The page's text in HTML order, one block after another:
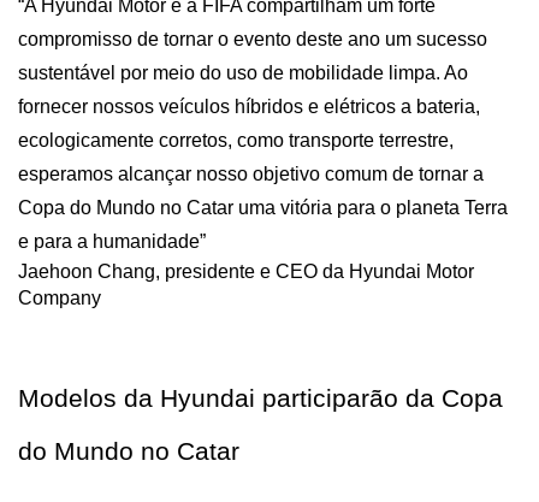
“A Hyundai Motor e a FIFA compartilham um forte
compromisso de tornar o evento deste ano um sucesso
sustentável por meio do uso de mobilidade limpa. Ao
fornecer nossos veículos híbridos e elétricos a bateria,
ecologicamente corretos, como transporte terrestre,
esperamos alcançar nosso objetivo comum de tornar a
Copa do Mundo no Catar uma vitória para o planeta Terra
e para a humanidade”
Jaehoon Chang, presidente e CEO da Hyundai Motor
Company
Modelos da Hyundai participarão da Copa
do Mundo no Catar